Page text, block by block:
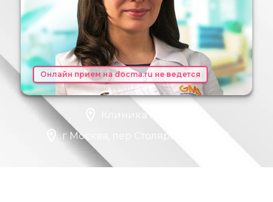
Онлайн прием на docma.ru не ведется
Клиника Рассвет
г Москва, пер Столярный, д 3 к 2